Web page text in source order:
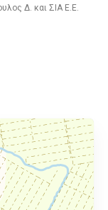
Δ. και ΣΙΑ Ε.Ε.